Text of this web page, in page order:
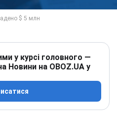
у курсі головного —
Новини на OBOZ.UA у